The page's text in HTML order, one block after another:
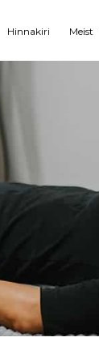
Hinnakiri Meist